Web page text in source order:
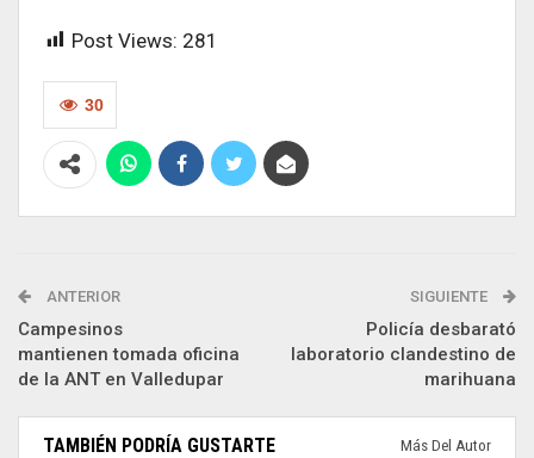
Post Views: 281
30
ANTERIOR
Campesinos
mantienen tomada oficina
de la ANT en Valledupar
SIGUIENTE
Policía desbarató
laboratorio clandestino de
marihuana
TAMBIÉN PODRÍA GUSTARTE Más Del Autor